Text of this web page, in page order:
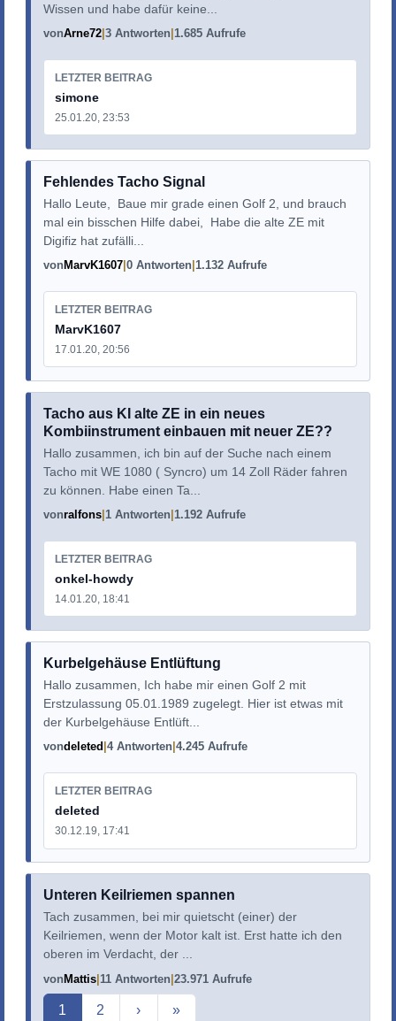
Wissen und habe dafür keine...
vonArne72 3 Antworten 1.685 Aufrufe
LETZTER BEITRAG
simone
25.01.20, 23:53
Fehlendes Tacho Signal
Hallo Leute, Baue mir grade einen Golf 2, und brauch
mal ein bisschen Hilfe dabei, Habe die alte ZE mit
Digifiz hat zufälli...
vonMarvK1607 0 Antworten 1.132 Aufrufe
LETZTER BEITRAG
MarvK1607
17.01.20, 20:56
Tacho aus KI alte ZE in ein neues
Kombiinstrument einbauen mit neuer ZE??
Hallo zusammen, ich bin auf der Suche nach einem
Tacho mit WE 1080 ( Syncro) um 14 Zoll Räder fahren
zu können. Habe einen Ta...
vonralfons 1 Antworten 1.192 Aufrufe
LETZTER BEITRAG
onkel-howdy
14.01.20, 18:41
Kurbelgehäuse Entlüftung
Hallo zusammen, Ich habe mir einen Golf 2 mit
Erstzulassung 05.01.1989 zugelegt. Hier ist etwas mit
der Kurbelgehäuse Entlüft...
vondeleted 4 Antworten 4.245 Aufrufe
LETZTER BEITRAG
deleted
30.12.19, 17:41
Unteren Keilriemen spannen
Tach zusammen, bei mir quietscht (einer) der
Keilriemen, wenn der Motor kalt ist. Erst hatte ich den
oberen im Verdacht, der ...
vonMattis 11 Antworten 23.971 Aufrufe
Aktuelle Seite
1 2 › »